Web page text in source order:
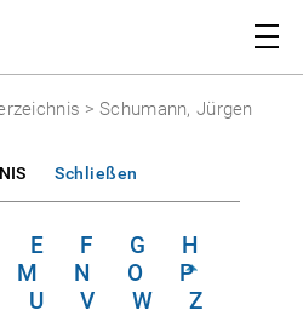
> Schumann, Jürgen
Schließen
E F G
H
M N O
P
U V W Z